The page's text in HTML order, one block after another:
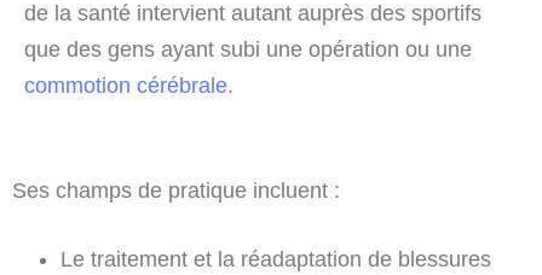
de la santé intervient autant auprès des sportifs
que des gens ayant subi une opération ou une
commotion cérébrale.
Ses champs de pratique incluent :
Le traitement et la réadaptation de blessures